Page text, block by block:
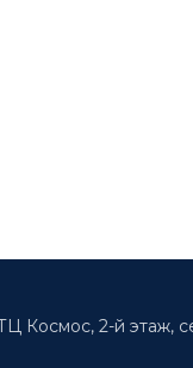
Космос, 2-й этаж,